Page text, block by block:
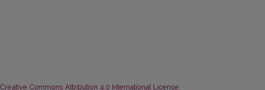
Creative Commons Attribution 4.0 International License